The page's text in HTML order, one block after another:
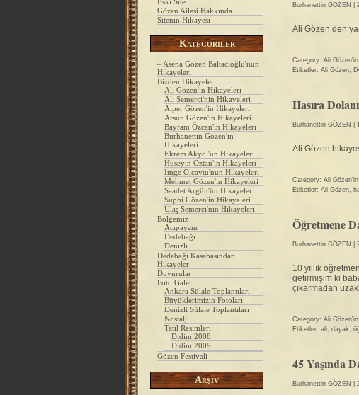
Gözen Ailesi Hakkında
Sitenin Hikayesi
Kategoriler
– Asena Gözen Baltacıoğlu'nun
Hikayeleri
Bizden Hikayeler
Ali Gözen'in Hikayeleri
Ali Semerci'nin Hikayeleri
Alper Gözen'in Hikayeleri
Arsun Gözen'in Hikayeleri
Bayram Özcan'ın Hikayeleri
Burhanettin Gözen'in
Hikayeleri
Ekrem Akyol'un Hikayeleri
Hüseyin Öztan'ın Hikayeleri
İmge Olcaytu'nun Hikayeleri
Mehmet Gözen'in Hikayeleri
Saadet Argün'ün Hikayeleri
Suphi Gözen'in Hikayeleri
Ulaş Semerci'nin Hikayeleri
Bölgemiz
Acıpayam
Dedebağı
Denizli
Dedebağı Kasabasından
Hikayeler
Duyurular
Foto Galeri
Ankara Sülale Toplantıları
Büyüklerimizin Fotoları
Denizli Sülale Toplantıları
Nostalji
Tatil Resimleri
Didim 2008
Didim 2009
Gözen Festivali
Arşiv
Burhanettin GÖZEN |
Ali Gözen’den
Category: Ali
Etiketler: Ali Gözen,
Hasıra
Burhanettin GÖZEN |
Ali Gözen
Category: Ali
Etiketler: Ali Gözen,
Öğretmene
Burhanettin GÖZEN |
10 yıllık
getirmişim ki
çıkarmadan
Category: Ali
Etiketler: ali, dayak,
45 Yaşında
Burhanettin GÖZEN |